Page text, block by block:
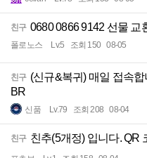
친구 0680 0866 9142 선물 교
폴로노스 Lv.5 조회 150 08-05
친구 (신규&복귀) 매일 접속
BR
신품 Lv.79 조회 208 08-04
친구 친추(5개정) 입니다. QR